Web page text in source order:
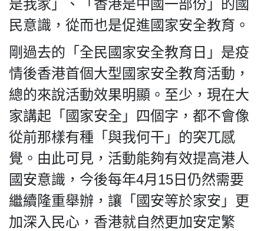
是我家」、「香港是中國一部份」的國
民意識，從而也是促進國家安全教育。
剛過去的「全民國家安全教育日」是疫
情後香港首個大型國家安全教育活動，
總的來說活動效果明顯。至少，現在大
家講起「國家安全」四個字，都不會像
從前那樣有種「與我何干」的突兀感
覺。由此可見，活動能夠有效提高港人
國安意識，今後每年4月15日仍然需要
繼續隆重舉辦，讓「國安等於家安」更
加深入民心，香港就自然更加安定繁